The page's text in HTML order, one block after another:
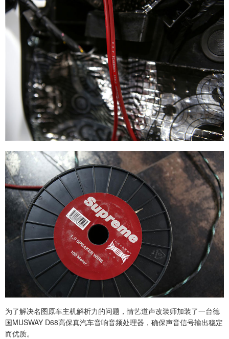
为了解决名图原车主机解析力的问题，情艺道声改装师加装了一台德
国MUSWAY D68高保真汽车音响音频处理器，确保声音信号输出稳定
而优质。